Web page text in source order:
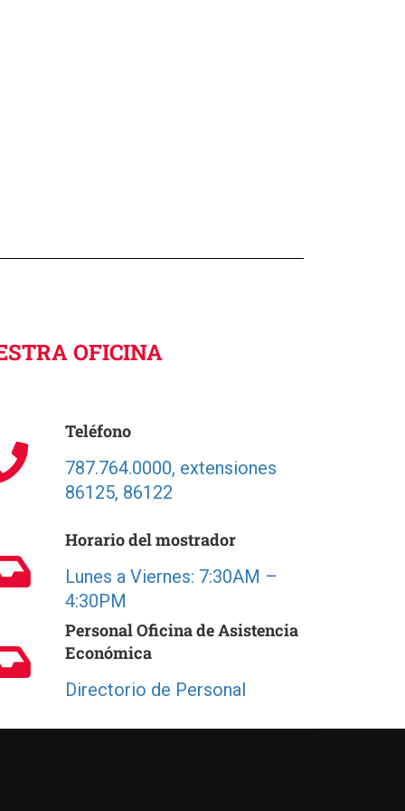
OFICINA
Teléfono
787.764.0000, extensiones
86125, 86122
Horario del mostrador
Lunes a Viernes: 7:30AM –
4:30PM
Personal Oficina de Asistencia
Económica
Directorio de Personal